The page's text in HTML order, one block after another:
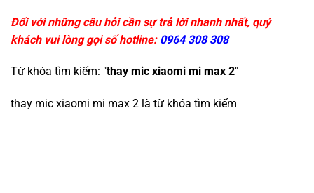
Đối với những câu hỏi cần sự trả lời nhanh nhất, quý
khách vui lòng gọi số hotline: 0964 308 308
Từ khóa tìm kiếm: "thay mic xiaomi mi max 2"
thay mic xiaomi mi max 2 là từ khóa tìm kiếm